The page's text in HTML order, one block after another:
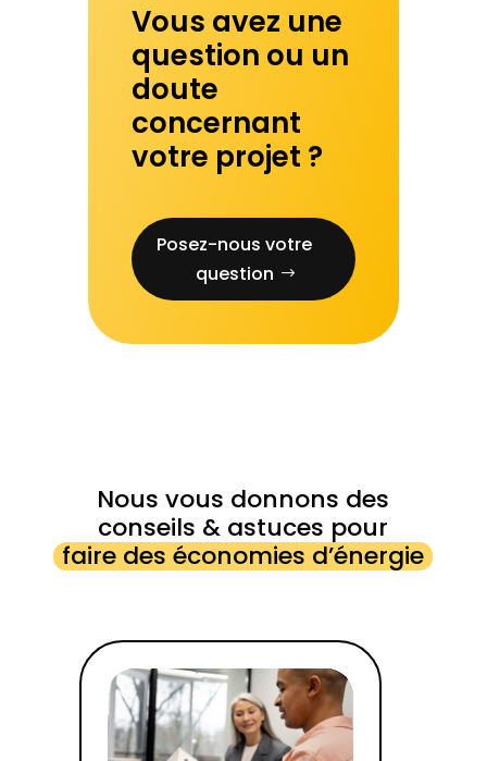
Vous avez une
question ou un
doute
concernant
votre projet ?
Posez-nous votre
question
Nous vous donnons des
conseils & astuces pour
faire des économies d’énergie